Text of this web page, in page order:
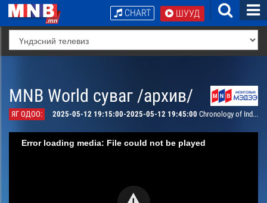
ШУУД
CHART
MNB World суваг /архив/
ЯГ ОДОО: 2025-05-12 19:15:00-2025-05-12 19:45:00 Chronology of Independence #14
Error loading media: File could not be played